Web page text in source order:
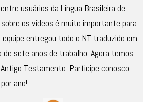
usuários da Língua Brasileira de
os vídeos é muito importante para
entregou todo o NT traduzido em
de sete anos de trabalho. Agora temos
Testamento. Participe conosco.
ano!